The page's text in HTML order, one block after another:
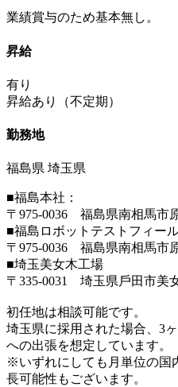
業績賞与のため基本無し。
昇給
有り
昇給あり（不定期）
勤務地
福島県 埼玉県
■福島本社：
〒975-0036 福島県南相馬市
■福島ロボットテストフィー
〒975-0036 福島県南相⾺市
■埼玉美女木工場
〒335-0031 埼⽟県⼾⽥市美
初任地は相談可能です。
埼玉県に採用された場合、3
への出張を想定しています。
※いずれにしても月単位の国
長可能性もございます。